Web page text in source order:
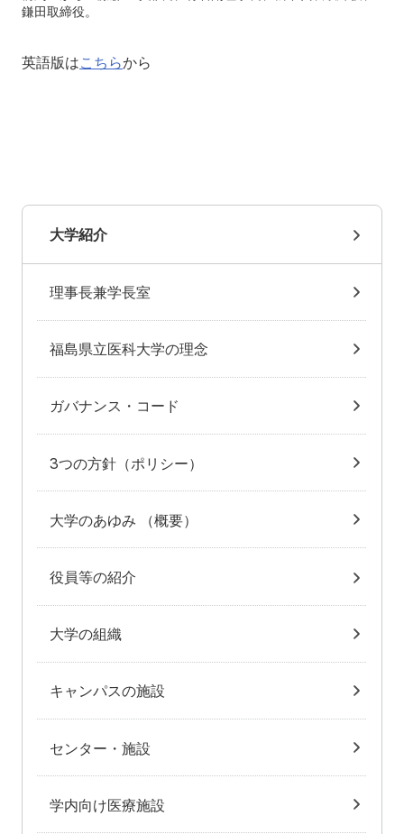
鎌田取締役。
英語版はこちらから
大学紹介
理事長兼学長室
福島県立医科大学の理念
ガバナンス・コード
3つの方針（ポリシー）
大学のあゆみ （概要）
役員等の紹介
大学の組織
キャンパスの施設
センター・施設
学内向け医療施設